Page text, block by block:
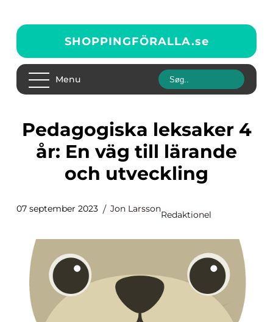
SHOPPINGFÖRALLA.se
Menu
Pedagogiska leksaker 4
år: En väg till lärande
och utveckling
07 september 2023 Jon Larsson
Redaktionel